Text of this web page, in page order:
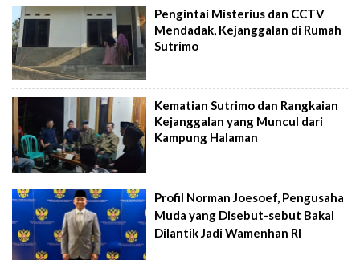
Pengintai Misterius dan CCTV
Mendadak, Kejanggalan di Rumah
Sutrimo
Kematian Sutrimo dan Rangkaian
Kejanggalan yang Muncul dari
Kampung Halaman
Profil Norman Joesoef, Pengusaha
Muda yang Disebut-sebut Bakal
Dilantik Jadi Wamenhan RI